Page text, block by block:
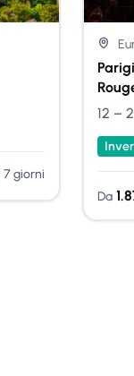
7 giorni
12 –
Da